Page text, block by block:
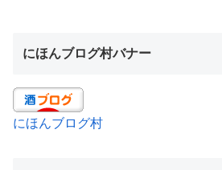
にほんブログ村バナー
にほんブログ村